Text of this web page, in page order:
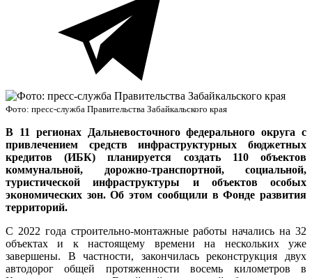
Фото: пресс-служба Правительства Забайкальского края
В 11 регионах Дальневосточного федерального округа с
привлечением средств инфраструктурных бюджетных
кредитов (ИБК) планируется создать 110 объектов
коммунальной, дорожно-транспортной, социальной,
туристической инфраструктуры и объектов особых
экономических зон. Об этом сообщили в Фонде развития
территорий.
С 2022 года строительно-монтажные работы начались на 32
объектах и к настоящему времени на нескольких уже
завершены. В частности, закончилась реконструкция двух
автодорог общей протяженности восемь километров в